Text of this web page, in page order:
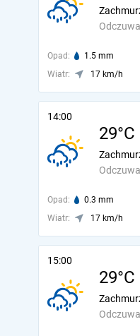
Opad: 1.5 mm
Wiatr:
17 km/h
14:00
29°C
Opad: 0.3 mm
Wiatr:
17 km/h
15:00
29°C